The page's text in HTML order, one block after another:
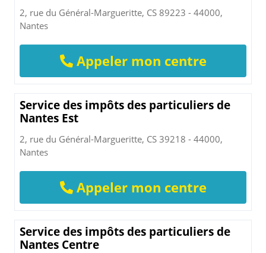
2, rue du Général-Margueritte, CS 89223 - 44000,
Nantes
Appeler mon centre
Service des impôts des particuliers de
Nantes Est
2, rue du Général-Margueritte, CS 39218 - 44000,
Nantes
Appeler mon centre
Service des impôts des particuliers de
Nantes Centre